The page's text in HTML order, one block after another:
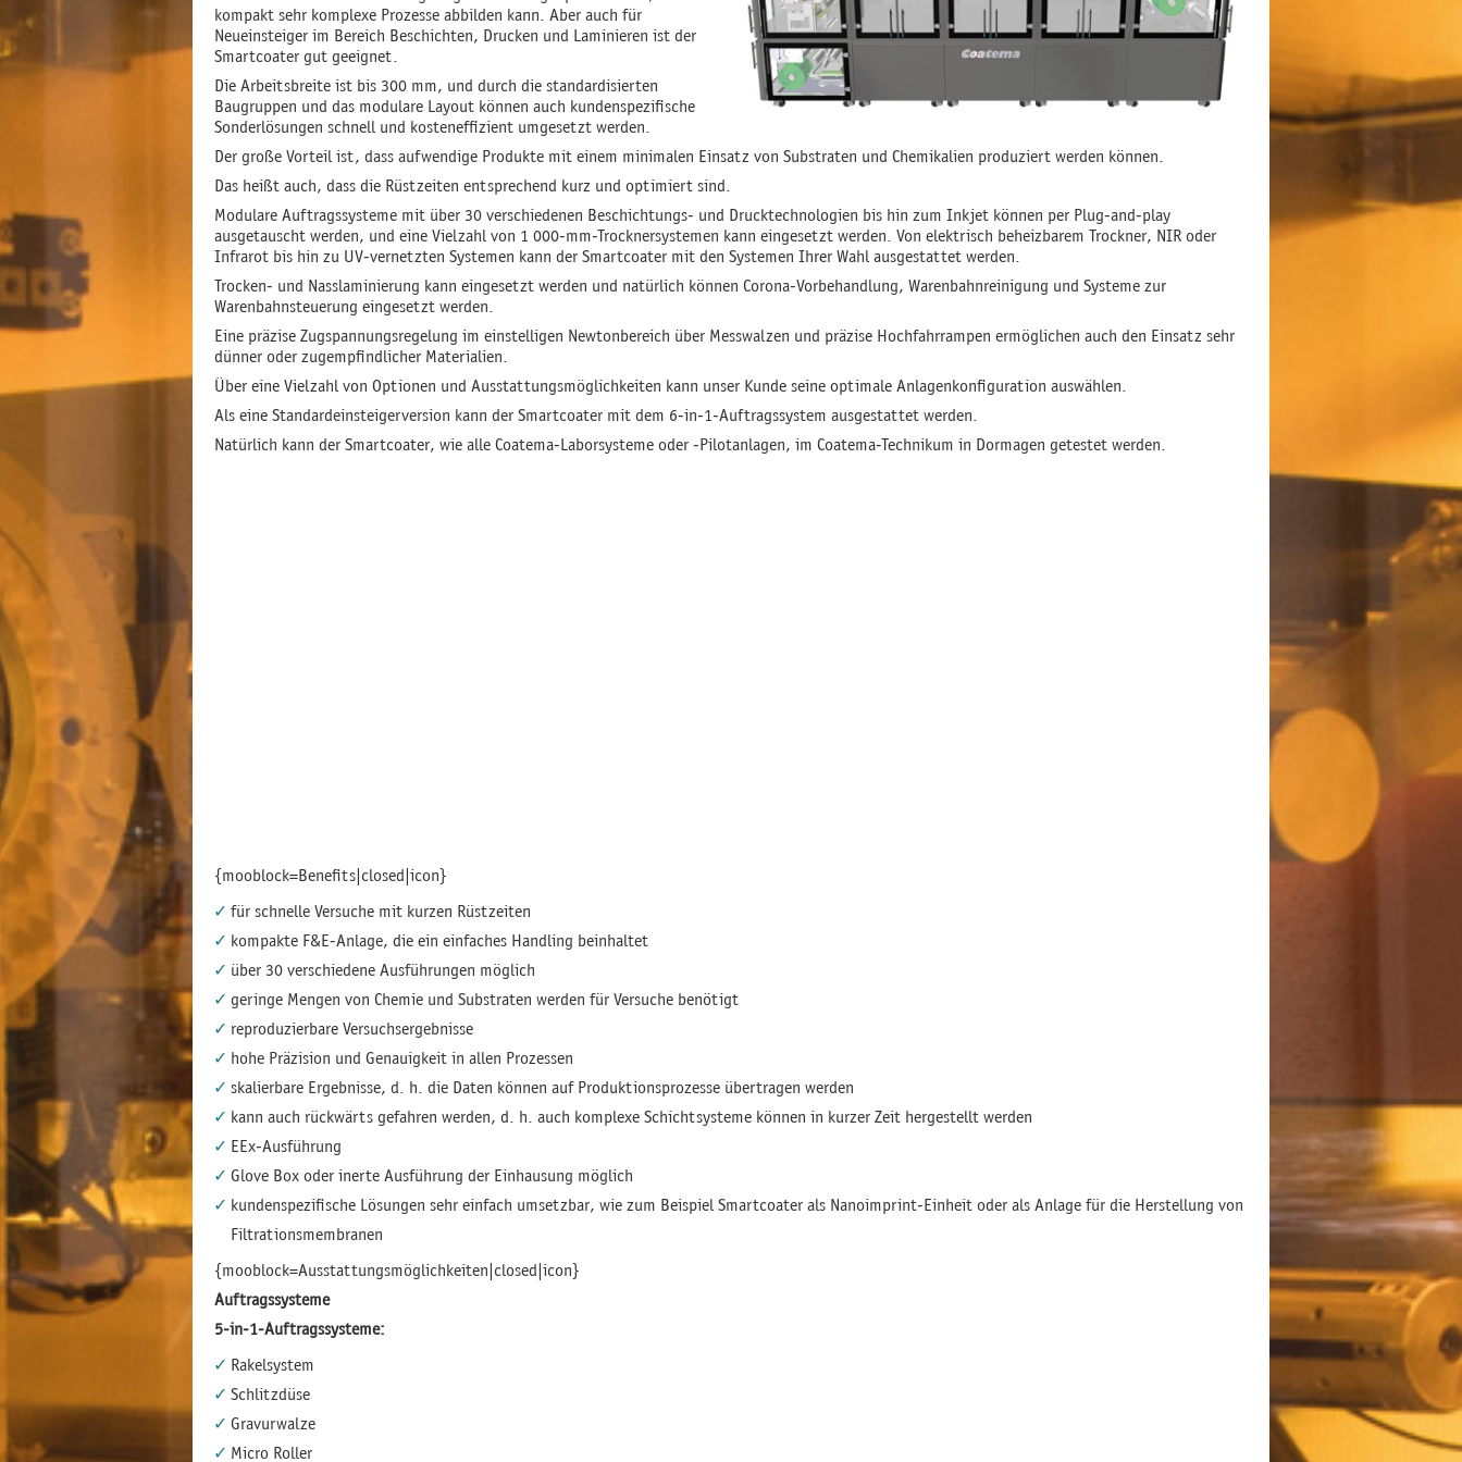
kompakt sehr komplexe Prozesse abbilden kann. Aber auch für
Neueinsteiger im Bereich Beschichten, Drucken und Laminieren ist der
Smartcoater gut geeignet.
Die Arbeitsbreite ist bis 300 mm, und durch die standardisierten
Baugruppen und das modulare Layout können auch kundenspezifische
Sonderlösungen schnell und kosteneffizient umgesetzt werden.
Der große Vorteil ist, dass aufwendige Produkte mit einem minimalen Einsatz von Substraten und Chemikalien produziert werden können.
Das heißt auch, dass die Rüstzeiten entsprechend kurz und optimiert sind.
Modulare Auftragssysteme mit über 30 verschiedenen Beschichtungs- und Drucktechnologien bis hin zum Inkjet können per Plug-and-play
ausgetauscht werden, und eine Vielzahl von 1 000-mm-Trocknersystemen kann eingesetzt werden. Von elektrisch beheizbarem Trockner, NIR oder
Infrarot bis hin zu UV-vernetzten Systemen kann der Smartcoater mit den Systemen Ihrer Wahl ausgestattet werden.
Trocken- und Nasslaminierung kann eingesetzt werden und natürlich können Corona-Vorbehandlung, Warenbahnreinigung und Systeme zur
Warenbahnsteuerung eingesetzt werden.
Eine präzise Zugspannungsregelung im einstelligen Newtonbereich über Messwalzen und präzise Hochfahrrampen ermöglichen auch den Einsatz sehr
dünner oder zugempfindlicher Materialien.
Über eine Vielzahl von Optionen und Ausstattungsmöglichkeiten kann unser Kunde seine optimale Anlagenkonfiguration auswählen.
Als eine Standardeinsteigerversion kann der Smartcoater mit dem 6-in-1-Auftragssystem ausgestattet werden.
Natürlich kann der Smartcoater, wie alle Coatema-Laborsysteme oder -Pilotanlagen, im Coatema-Technikum in Dormagen getestet werden.
{mooblock=Benefits|closed|icon}
für schnelle Versuche mit kurzen Rüstzeiten
kompakte F&E-Anlage, die ein einfaches Handling beinhaltet
über 30 verschiedene Ausführungen möglich
geringe Mengen von Chemie und Substraten werden für Versuche benötigt
reproduzierbare Versuchsergebnisse
hohe Präzision und Genauigkeit in allen Prozessen
skalierbare Ergebnisse, d. h. die Daten können auf Produktionsprozesse übertragen werden
kann auch rückwärts gefahren werden, d. h. auch komplexe Schichtsysteme können in kurzer Zeit hergestellt werden
EEx-Ausführung
Glove Box oder inerte Ausführung der Einhausung möglich
kundenspezifische Lösungen sehr einfach umsetzbar, wie zum Beispiel Smartcoater als Nanoimprint-Einheit oder als Anlage für die Herstellung von
Filtrationsmembranen
{mooblock=Ausstattungsmöglichkeiten|closed|icon}
Auftragssysteme
5-in-1-Auftragssysteme:
Rakelsystem
Schlitzdüse
Gravurwalze
Micro Roller